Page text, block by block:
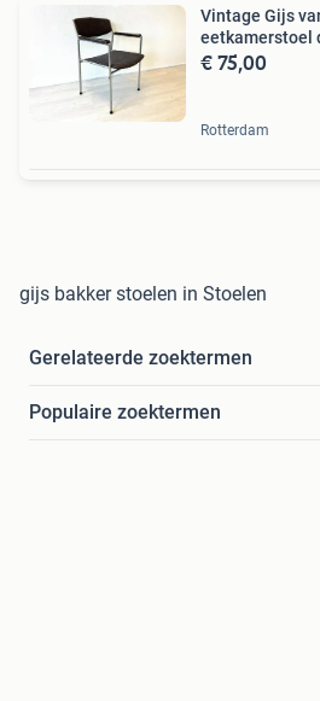
Vintage Gijs
eetkamerstoel
€ 75,00
Rotterdam
gijs bakker stoelen in Stoelen
Gerelateerde zoektermen
Populaire zoektermen